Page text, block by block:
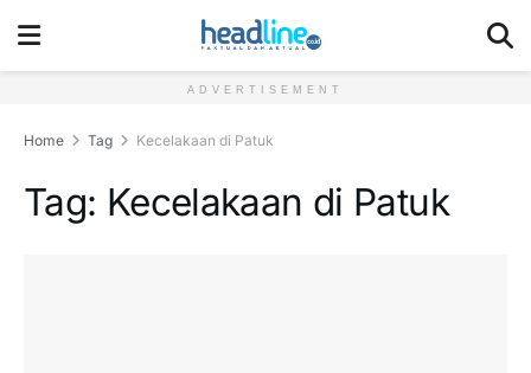
ADVERTISEMENT
Home Tag Kecelakaan di Patuk
Tag: Kecelakaan di Patuk